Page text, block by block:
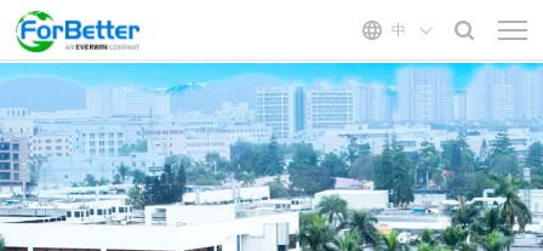
中
关于我们
方振介绍
发展历程
方振能力